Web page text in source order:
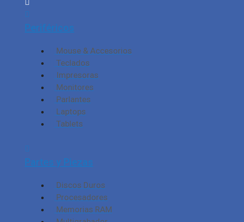
Periféricos
Mouse & Accesorios
Teclados
Impresoras
Monitores
Parlantes
Laptops
Tablets
Partes y Piezas
Discos Duros
Procesadores
Memorias RAM